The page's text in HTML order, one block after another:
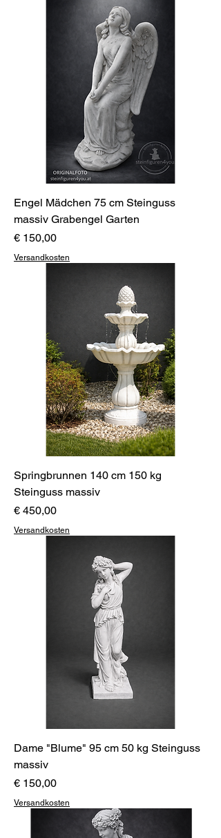
Engel Mädchen 75 cm Steinguss
massiv Grabengel Garten
Preis
€ 150,00
Versandkosten
Springbrunnen 140 cm 150 kg
Steinguss massiv
Preis
€ 450,00
Versandkosten
Dame "Blume" 95 cm 50 kg Steinguss
massiv
Preis
€ 150,00
Versandkosten